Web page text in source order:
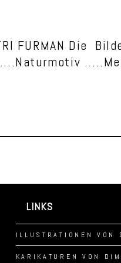
FURMAN Die
LINKS
ILLUSTRATIONEN VON
KARIKATUREN VON